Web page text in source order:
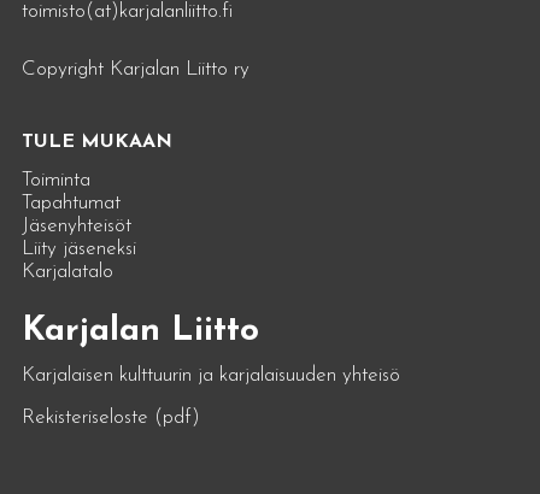
toimisto(at)karjalanliitto.fi
Copyright Karjalan Liitto ry
TULE MUKAAN
Toiminta
Tapahtumat
Jäsenyhteisöt
Liity jäseneksi
Karjalatalo
Karjalan Liitto
Karjalaisen kulttuurin ja karjalaisuuden yhteisö
Rekisteriseloste (pdf)